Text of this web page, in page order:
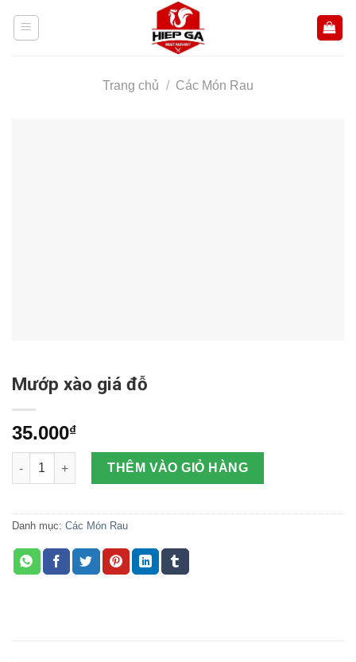
Trang chủ / Các Món Rau
Mướp xào giá đỗ
35.000₫
Mướp xào giá đỗ số lượng
THÊM VÀO GIỎ HÀNG
Danh mục: Các Món Rau